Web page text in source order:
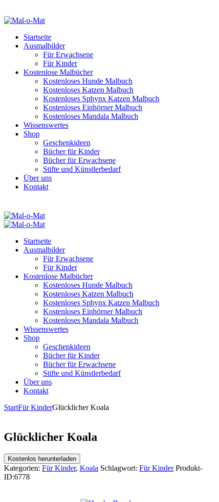
Startseite
Ausmalbilder
Für Erwachsene
Für Kinder
Kostenlose Malbücher
Kostenloses Hunde Malbuch
Kostenloses Katzen Malbuch
Kostenloses Sphynx Katzen Malbuch
Kostenloses Einhörner Malbuch
Kostenloses Mandala Malbuch
Wissenswertes
Shop
Geschenkideen
Bücher für Kinder
Bücher für Erwachsene
Stifte und Künstlerbedarf
Über uns
Kontakt
Startseite
Ausmalbilder
Für Erwachsene
Für Kinder
Kostenlose Malbücher
Kostenloses Hunde Malbuch
Kostenloses Katzen Malbuch
Kostenloses Sphynx Katzen Malbuch
Kostenloses Einhörner Malbuch
Kostenloses Mandala Malbuch
Wissenswertes
Shop
Geschenkideen
Bücher für Kinder
Bücher für Erwachsene
Stifte und Künstlerbedarf
Über uns
Kontakt
StartFür KinderGlücklicher Koala
Glücklicher Koala
Kostenlos herunterladen
Kategorien: Für Kinder, Koala Schlagwort: Für Kinder Produkt-
ID:6778